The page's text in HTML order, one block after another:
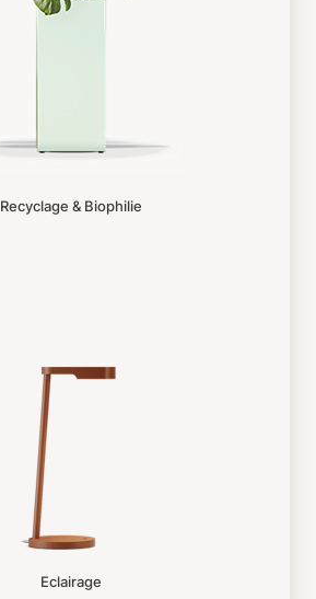
Recyclage & Biophilie
Eclairage